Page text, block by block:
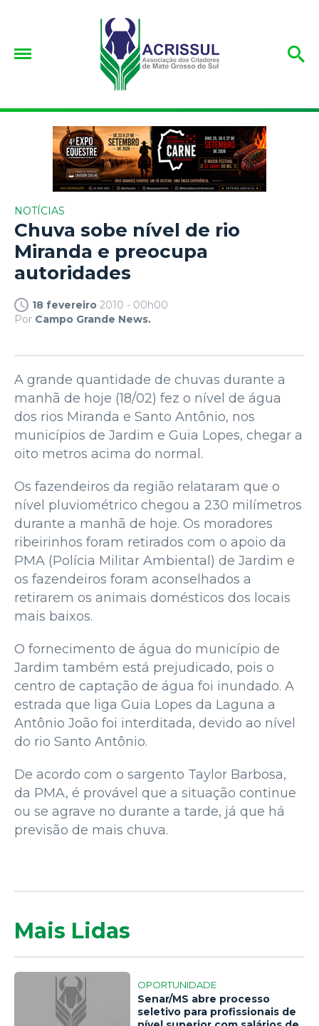
NOTÍCIAS
Chuva sobe nível de rio
Miranda e preocupa
autoridades
18 fevereiro 2010 - 00h00
Por Campo Grande News.
A grande quantidade de chuvas durante a
manhã de hoje (18/02) fez o nível de água
dos rios Miranda e Santo Antônio, nos
municípios de Jardim e Guia Lopes, chegar a
oito metros acima do normal.
Os fazendeiros da região relataram que o
nível pluviométrico chegou a 230 milímetros
durante a manhã de hoje. Os moradores
ribeirinhos foram retirados com o apoio da
PMA (Polícia Militar Ambiental) de Jardim e
os fazendeiros foram aconselhados a
retirarem os animais domésticos dos locais
mais baixos.
O fornecimento de água do município de
Jardim também está prejudicado, pois o
centro de captação de água foi inundado. A
estrada que liga Guia Lopes da Laguna a
Antônio João foi interditada, devido ao nível
do rio Santo Antônio.
De acordo com o sargento Taylor Barbosa,
da PMA, é provável que a situação continue
ou se agrave no durante a tarde, já que há
previsão de mais chuva.
Mais Lidas
OPORTUNIDADE
Senar/MS abre processo
seletivo para profissionais de